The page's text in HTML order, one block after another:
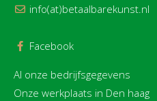
info(at)betaalbarekunst.nl
Facebook
Al onze bedrijfsgegevens
Onze werkplaats in Den haag